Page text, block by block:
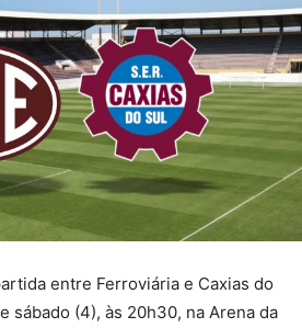
entre Ferroviária e Caxias do
sábado (4), às 20h30, na Arena da